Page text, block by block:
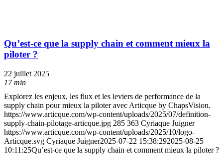
Qu’est-ce que la supply chain et comment mieux la
piloter ?
22 juillet 2025
17 min
Explorez les enjeux, les flux et les leviers de performance de la
supply chain pour mieux la piloter avec Articque by ChapsVision.
https://www.articque.com/wp-content/uploads/2025/07/definition-
supply-chain-pilotage-articque.jpg 285 363 Cyriaque Juigner
https://www.articque.com/wp-content/uploads/2025/10/logo-
Articque.svg Cyriaque Juigner2025-07-22 15:38:292025-08-25
10:11:25Qu’est-ce que la supply chain et comment mieux la piloter ?